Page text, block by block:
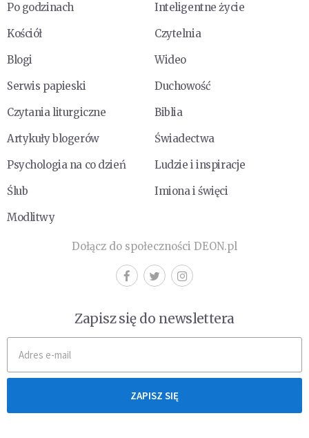
Po godzinach
Inteligentne życie
Kościół
Czytelnia
Blogi
Wideo
Serwis papieski
Duchowość
Czytania liturgiczne
Biblia
Artykuły blogerów
Świadectwa
Psychologia na co dzień
Ludzie i inspiracje
Ślub
Imiona i święci
Modlitwy
Dołącz do społeczności DEON.pl
Zapisz się do newslettera
ZAPISZ SIĘ